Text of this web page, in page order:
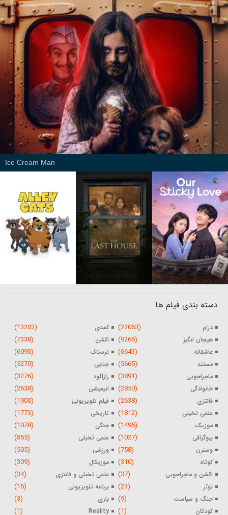
Ice Cream Man
دسته بندی فیلم ها
درام (22063) کمدی (13203)
هیجان انگیز (9266) اکشن (7338)
عاشقانه (6643) ترسناک (6090)
مستند (5665) جنایی (5270)
ماجراجویی (3891) رازآلود (3276)
خانوادگی (2850) انیمیشن (2638)
فانتزی (2638) فیلم تلویزیونی (1900)
علمی تخیلی (1812) تاریخی (1773)
موزیک (1495) جنگی (1078)
بیوگرافی (1027) علمی تخیلی (855)
وسترن (758) ورزشی (505)
کوتاه (310) موزیکال (309)
اکشن و ماجراجویی (37) علمی تخیلی و فانتزی (34)
نوآر (23) برنامه تلویزیونی (15)
جنگ و سیاست (9) بازی (3)
کودکان (1)
Reality
(1)